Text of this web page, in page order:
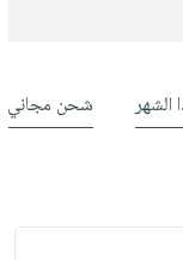
الشهر شحن مجاني